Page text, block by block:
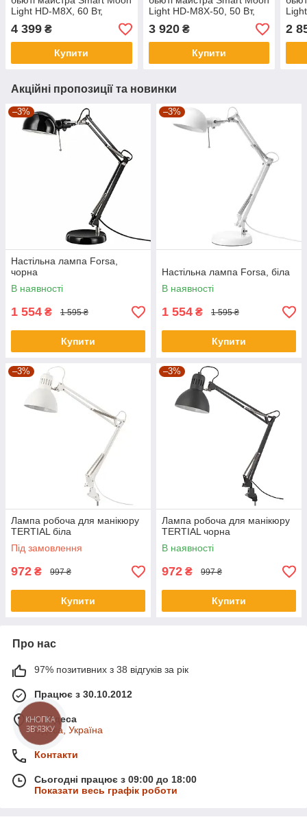
Light HD-M8X, 60 Вт,
чорна
4 399 ₴
Купити
Light HD-M8X-50, 50 Вт,
чорна
3 920₴
Купити
2
Акційні пропозиції та новинки
–3%
Настільна лампа Forsa,
чорна
В наявності
1 554 ₴ 1 595 ₴
Купити
–3%
Настільна лампа Forsa, біла
В наявності
1 554 ₴ 1 595 ₴
Купити
–3%
Лампа робоча для манікюру
TERTIAL біла
Під замовлення
972 ₴ 997 ₴
Купити
–3%
Лампа робоча для манікюру
TERTIAL чорна
В наявності
972 ₴ 997 ₴
Купити
Про нас
97% позитивних з 38 відгуків за рік
Працює з 30.10.2012
м. Одеса
Одеса, Україна
Контакти
Сьогодні працює з 09:00 до 18:00
Показати весь графік роботи
КНОПКА
ЗВ'ЯЗКУ